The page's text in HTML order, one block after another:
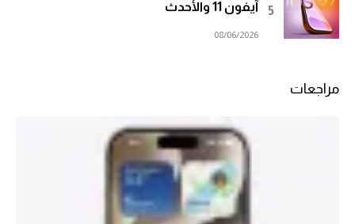
آيفون 11 والأحدث
08/06/2026
مراجعات